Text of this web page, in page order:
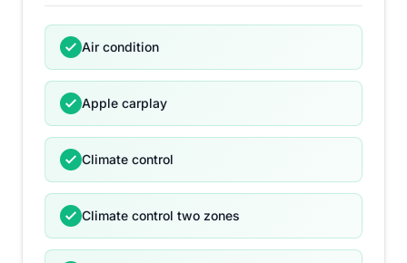
Air condition
Apple carplay
Climate control
Climate control two zones